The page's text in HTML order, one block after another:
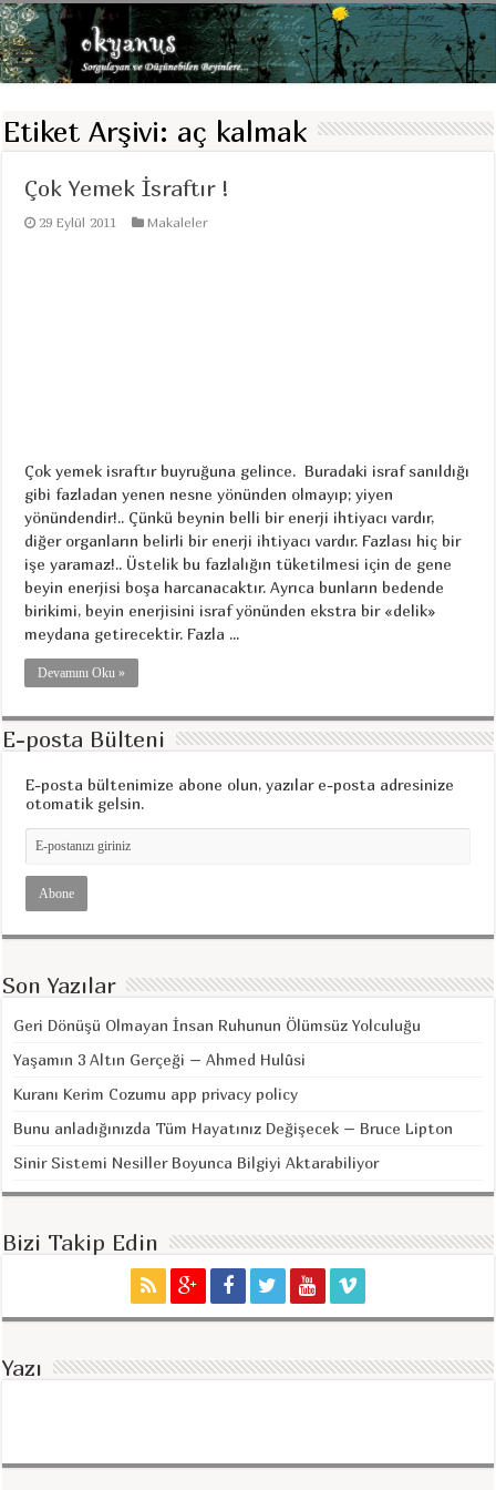
Etiket Arşivi: aç kalmak
Çok Yemek İsraftır !
29 Eylül 2011 Makaleler
Çok yemek israftır buyruğuna gelince. Buradaki israf sanıldığı
gibi fazladan yenen nesne yönünden olmayıp; yiyen
yönündendir!.. Çünkü beynin belli bir enerji ihtiyacı vardır,
diğer organların belirli bir enerji ihtiyacı vardır. Fazlası hiç bir
işe yaramaz!.. Üstelik bu fazlalığın tüketilmesi için de gene
beyin enerjisi boşa harcanacaktır. Ayrıca bunların bedende
birikimi, beyin enerjisini israf yönünden ekstra bir «delik»
meydana getirecektir. Fazla ...
Devamını Oku »
E-posta Bülteni
E-posta bültenimize abone olun, yazılar e-posta adresinize
otomatik gelsin.
Son Yazılar
Geri Dönüşü Olmayan İnsan Ruhunun Ölümsüz Yolculuğu
Yaşamın 3 Altın Gerçeği – Ahmed Hulûsi
Kuranı Kerim Cozumu app privacy policy
Bunu anladığınızda Tüm Hayatınız Değişecek – Bruce Lipton
Sinir Sistemi Nesiller Boyunca Bilgiyi Aktarabiliyor
Bizi Takip Edin
Yazı